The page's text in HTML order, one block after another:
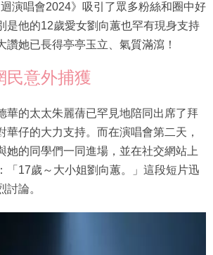
演唱會2024》吸引了眾多粉絲和圈中好
是他的12歲愛女劉向蕙也罕有現身支持
讚她已長得亭亭玉立、氣質滿瀉！
民意外捕獲
華的太太朱麗蒨已罕見地陪同出席了拜
華仔的大力支持。而在演唱會第二天，
她的同學們一同進場，並在社交網站上
「17歲～大小姐劉向蕙。」這段短片迅
論。